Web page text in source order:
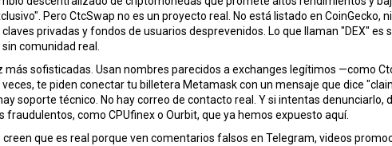
Pero CtcSwap no es un proyecto real. No está listado en CoinGecko,
privadas y fondos de usuarios desprevenidos. Lo que llaman "DEX" es
comunidad real.
más sofisticadas . Usan nombres parecidos a exchanges legítimos —como
te piden conectar tu billetera Metamask con un mensaje que dice
soporte técnico. No hay correo de contacto real. Y si intentas
fraudulentos, como CPUfinex o Ourbit, que ya hemos expuesto aquí.
que es real porque ven comentarios falsos en Telegram, videos